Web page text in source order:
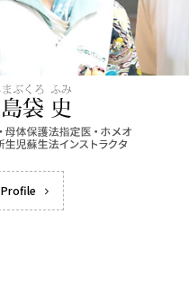
Profile